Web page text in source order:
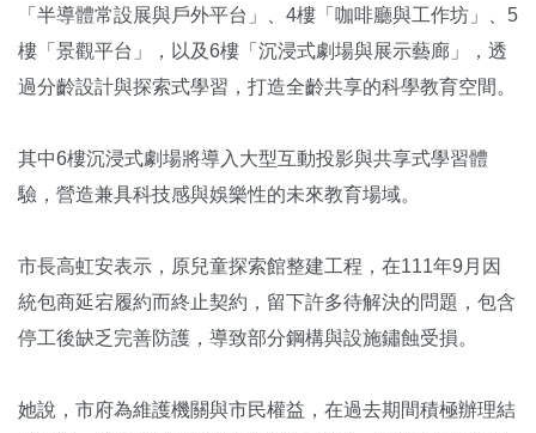
「半導體常設展與戶外平台」、4樓「咖啡廳與工作坊」、5
樓「景觀平台」，以及6樓「沉浸式劇場與展示藝廊」，透
過分齡設計與探索式學習，打造全齡共享的科學教育空間。
其中6樓沉浸式劇場將導入大型互動投影與共享式學習體
驗，營造兼具科技感與娛樂性的未來教育場域。
市長高虹安表示，原兒童探索館整建工程，在111年9月因
統包商延宕履約而終止契約，留下許多待解決的問題，包含
停工後缺乏完善防護，導致部分鋼構與設施鏽蝕受損。
她說，市府為維護機關與市民權益，在過去期間積極辦理結